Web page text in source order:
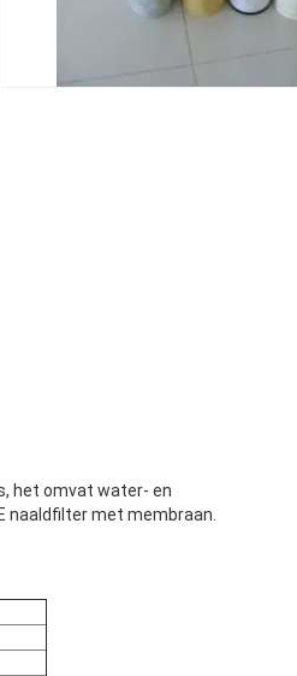
het omvat water- en
naaldfilter met membraan.